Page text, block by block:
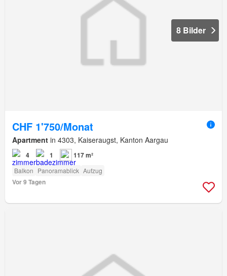
8 Bilder
CHF 1'750/Monat
Apartment in 4303, Kaiseraugst, Kanton Aargau
4 1 117 m²
Balkon Panoramablick Aufzug
Vor 9 Tagen